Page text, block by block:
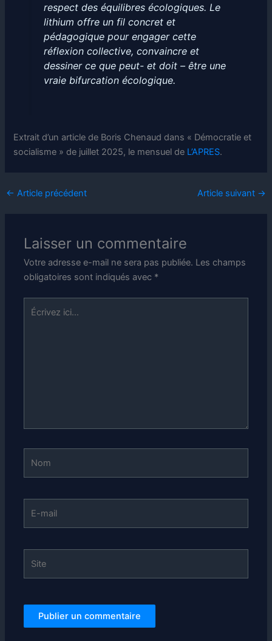
respect des équilibres écologiques. Le
lithium offre un fil concret et
pédagogique pour engager cette
réflexion collective, convaincre et
dessiner ce que peut- et doit – être une
vraie bifurcation écologique.
Extrait d’un article de Boris Chenaud dans « Démocratie et
socialisme » de juillet 2025, le mensuel de L’APRES.
← Article précédent Article suivant →
Laisser un commentaire
Votre adresse e-mail ne sera pas publiée. Les champs
obligatoires sont indiqués avec *
Écrivez
ici…
mail